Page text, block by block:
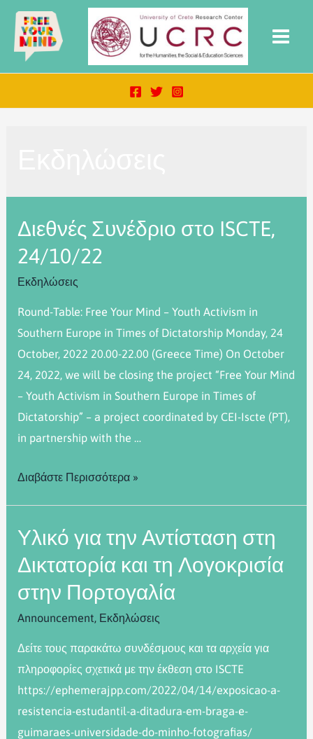
Διεθνές Συνέδριο στο ISCTE,
24/10/22
Εκδηλώσεις
Round-Table: Free Your Mind – Youth Activism in
Southern Europe in Times of Dictatorship Monday, 24
October, 2022 20.00-22.00 (Greece Time) On October
24, 2022, we will be closing the project “Free Your Mind
– Youth Activism in Southern Europe in Times of
Dictatorship” – a project coordinated by CEI-Iscte (PT),
in partnership with the …
Διαβάστε Περισσότερα »
Υλικό για την Αντίσταση στη
Δικτατορία και τη Λογοκρισία
στην Πορτογαλία
Announcement Εκδηλώσεις
Δείτε τους παρακάτω συνδέσμους και τα αρχεία για
πληροφορίες σχετικά με την έκθεση στο ISCTE
https://ephemerajpp.com/2022/04/14/exposicao-a-
resistencia-estudantil-a-ditadura-em-braga-e-
guimaraes-universidade-do-minho-fotografias/